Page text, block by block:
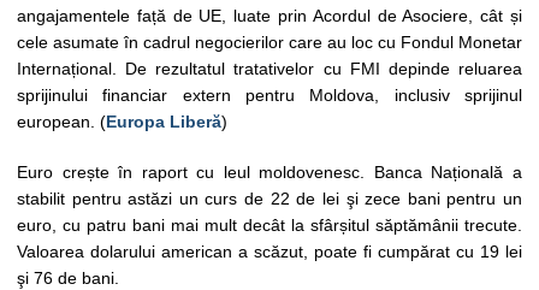
angajamentele față de UE, luate prin Acordul de Asociere, cât și
cele asumate în cadrul negocierilor care au loc cu Fondul Monetar
Internațional. De rezultatul tratativelor cu FMI depinde reluarea
sprijinului financiar extern pentru Moldova, inclusiv sprijinul
european. (Europa Liberă)
Euro crește în raport cu leul moldovenesc. Banca Națională a
stabilit pentru astăzi un curs de 22 de lei şi zece bani pentru un
euro, cu patru bani mai mult decât la sfârșitul săptămânii trecute.
Valoarea dolarului american a scăzut, poate fi cumpărat cu 19 lei
şi 76 de bani.